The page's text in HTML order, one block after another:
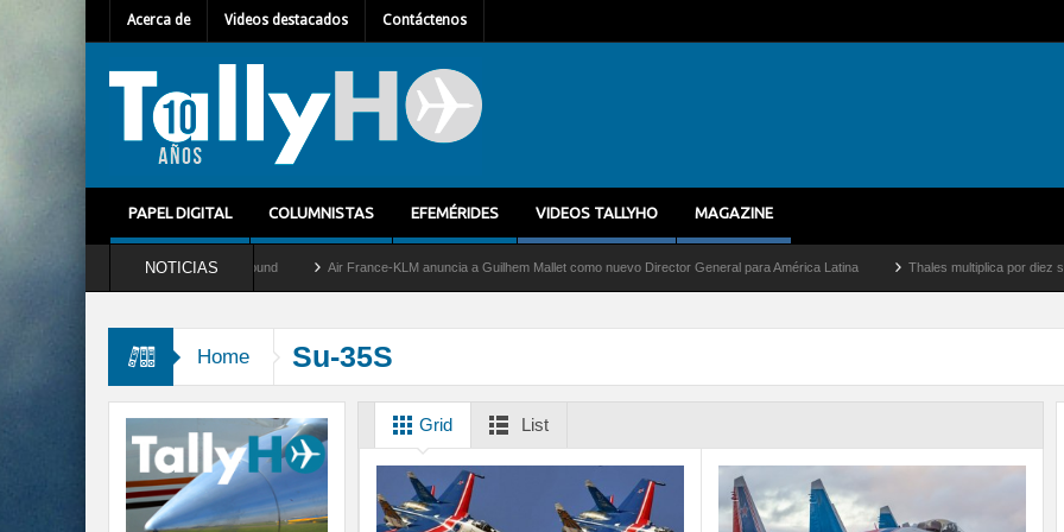
Acerca de Videos destacados Contáctenos
PAPEL DIGITAL COLUMNISTAS EFEMÉRIDES VIDEOS TALLYHO MAGAZINE
NOTICIAS
retira del servicio al C-2 Greyhound Air France-KLM anuncia a Guilhem Mallet como nuevo Director General para América Latina Thales multiplica por diez su
Home Su-35S
Grid List